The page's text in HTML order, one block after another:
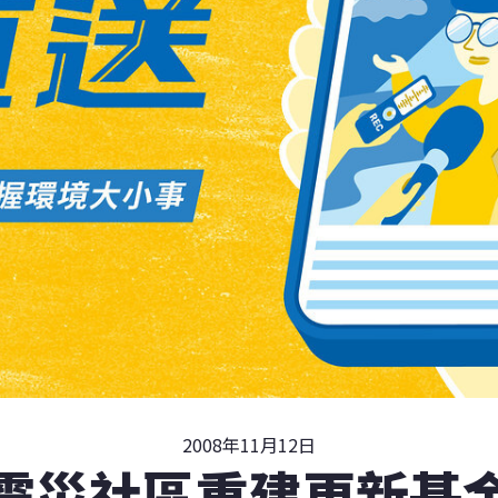
2008年11月12日